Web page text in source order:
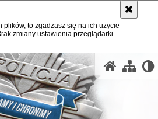
plików, to zgadzasz się na ich użycie
zmiany ustawienia przeglądarki